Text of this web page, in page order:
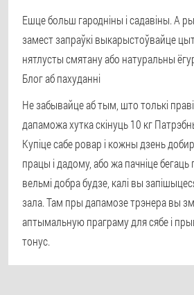
Ешце больш гародніны і садавіны. А
замест запраўкі выкарыстоўвайце
нятлусты смятану або натуральны
Блог аб пахуданні
Не забывайце аб тым, што толькі
дапаможа хутка скінуць 10 кг
Купіце сабе ровар і кожны дзень
працы і дадому, або жа пачніце бегаць
вельмі добра будзе, калі вы
зала. Там пры дапамозе трэнера вы
аптымальную праграму для сябе і
тонус.